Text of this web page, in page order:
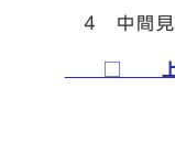
4 中間見
□ 上京区